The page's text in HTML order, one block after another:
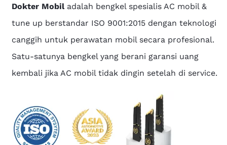
Dokter Mobiladalah bengkel spesialis AC mobil &
tune up berstandar ISO 9001:2015 dengan teknologi
canggih untuk perawatan mobil secara profesional.
Satu-satunya bengkel yang berani garansi uang
kembali jika AC mobil tidak dingin setelah di service.